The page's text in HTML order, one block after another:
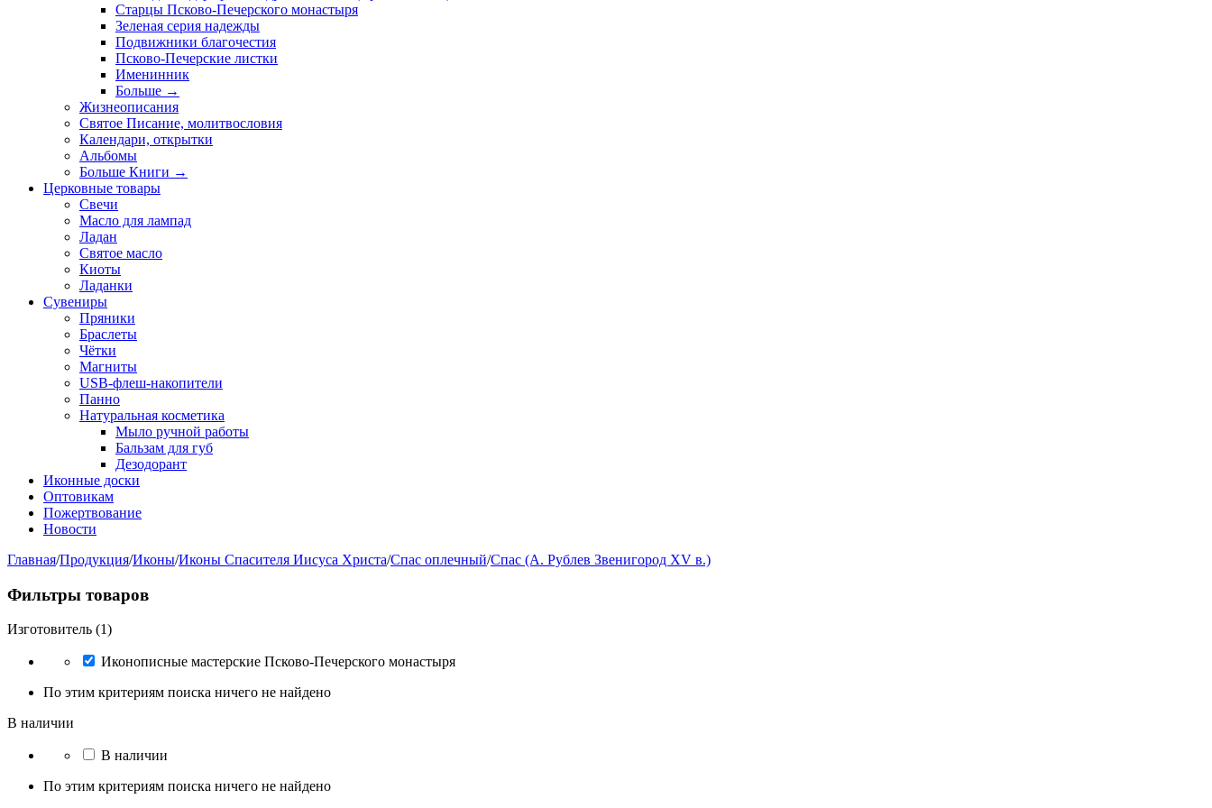
Старцы Псково-Печерского монастыря
Зеленая серия надежды
Подвижники благочестия
Псково-Печерские листки
Именинник
Больше →
Жизнеописания
Святое Писание, молитвословия
Календари, открытки
Альбомы
Больше Книги →
Церковные товары
Свечи
Масло для лампад
Ладан
Святое масло
Киоты
Ладанки
Сувениры
Пряники
Браслеты
Чётки
Магниты
USB-флеш-накопители
Панно
Натуральная косметика
Мыло ручной работы
Бальзам для губ
Дезодорант
Иконные доски
Оптовикам
Пожертвование
Новости
Главная/Продукция/Иконы/Иконы Спасителя Иисуса Христа/Спас оплечный/Спас (А. Рублев Звенигород XV в.)
Фильтры товаров
Изготовитель (1)
Иконописные мастерские Псково-Печерского монастыря
По этим критериям поиска ничего не найдено
В наличии
В наличии
По этим критериям поиска ничего не найдено